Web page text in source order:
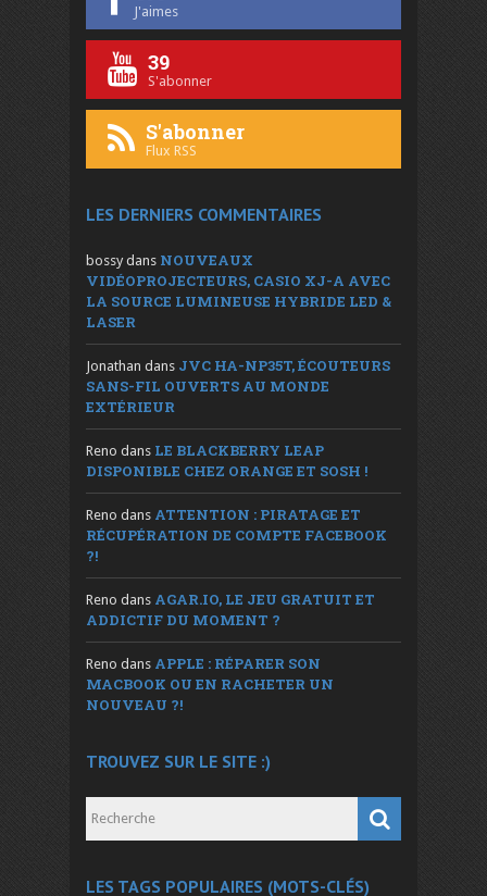
J'aimes
39
S'abonner
S'abonner
Flux RSS
LES DERNIERS COMMENTAIRES
bossy dans NOUVEAUX
VIDÉOPROJECTEURS, CASIO XJ-A AVEC
LA SOURCE LUMINEUSE HYBRIDE LED &
LASER
Jonathan dans JVC HA-NP35T, ÉCOUTEURS
SANS-FIL OUVERTS AU MONDE
EXTÉRIEUR
Reno dans LE BLACKBERRY LEAP
DISPONIBLE CHEZ ORANGE ET SOSH !
Reno dans ATTENTION : PIRATAGE ET
RÉCUPÉRATION DE COMPTE FACEBOOK
?!
Reno dans AGAR.IO, LE JEU GRATUIT ET
ADDICTIF DU MOMENT ?
Reno dans APPLE : RÉPARER SON
MACBOOK OU EN RACHETER UN
NOUVEAU ?!
TROUVEZ SUR LE SITE :)
LES TAGS POPULAIRES (MOTS-CLÉS)